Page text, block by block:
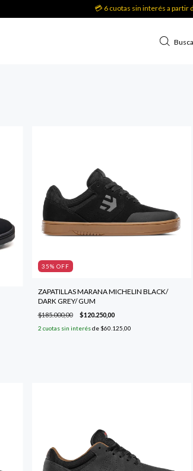
💳 6 cuotas sin interés a partir de
35% OFF
ZAPATILLAS MARANA MICHELIN BLACK/
DARK GREY/ GUM
$185.000,00 $120.250,00
2 cuotas sin interésde $60.125,00